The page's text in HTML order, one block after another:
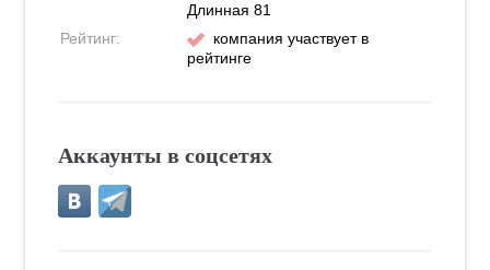
Длинная 81
Рейтинг:
компания участвует в
рейтинге
Аккаунты в соцсетях